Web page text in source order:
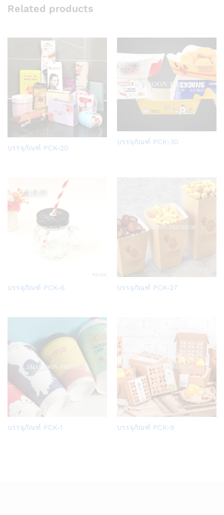
Related products
Add
list
บรรจุภัณฑ์ PCK-20
Add
บรรจุภัณฑ์ PCK-30
Add
list
บรรจุภัณฑ์ PCK-6
Add
บรรจุภัณฑ์ PCK-27
Add
บรรจุภัณฑ์ PCK-1
Add
บรรจุภัณฑ์ PCK-9